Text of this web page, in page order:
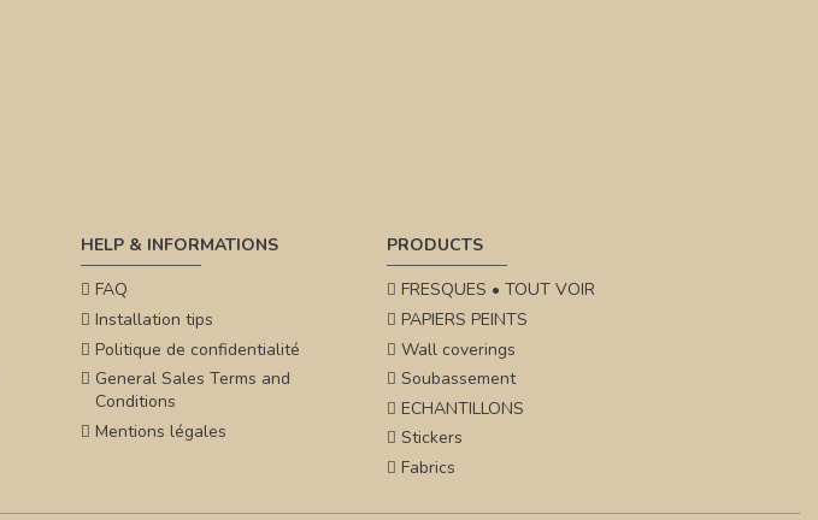
HELP & INFORMATIONS
FAQ
Installation tips
Politique de confidentialité
General Sales Terms and
Conditions
Mentions légales
PRODUCTS
FRESQUES • TOUT VOIR
PAPIERS PEINTS
Wall coverings
Soubassement
ECHANTILLONS
Stickers
Fabrics